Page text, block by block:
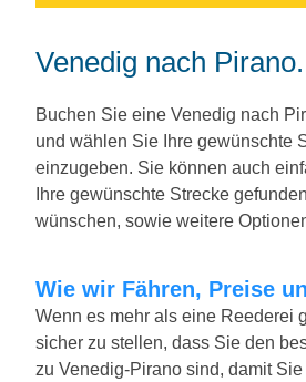
Venedig nach
Buchen Sie eine Venedig nach
und wählen Sie Ihre gewünschte
einzugeben. Sie können auch
Ihre gewünschte Strecke
wünschen, sowie weitere
Wie wir Fähren, Preise
Wenn es mehr als eine Reederei
sicher zu stellen, dass Sie den
zu Venedig-Pirano sind, damit Sie